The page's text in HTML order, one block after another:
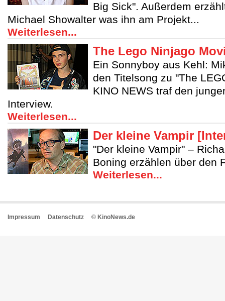
Big Sick". Außerdem
Michael Showalter was ihn am Projekt...
Weiterlesen...
The Lego Ninjago
Ein Sonnyboy aus Kehl:
den Titelsong zu "The
KINO NEWS traf den
Interview.
Weiterlesen...
Der kleine Vampir
"Der kleine Vampir" –
Boning erzählen über den
Weiterlesen...
Impressum Datenschutz © KinoNews.de